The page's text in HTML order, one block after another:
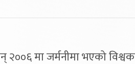
२००६ मा जर्मनीमा भएको